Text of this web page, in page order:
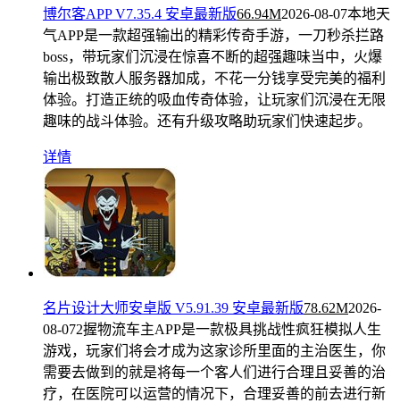
博尔客APP V7.35.4 安卓最新版66.94M2026-08-07本地天
气APP是一款超强输出的精彩传奇手游，一刀秒杀拦路
boss，带玩家们沉浸在惊喜不断的超强趣味当中，火爆
输出极致散人服务器加成，不花一分钱享受完美的福利
体验。打造正统的吸血传奇体验，让玩家们沉浸在无限
趣味的战斗体验。还有升级攻略助玩家们快速起步。
详情
名片设计大师安卓版 V5.91.39 安卓最新版78.62M2026-
08-072握物流车主APP是一款极具挑战性疯狂模拟人生
游戏，玩家们将会才成为这家诊所里面的主治医生，你
需要去做到的就是将每一个客人们进行合理且妥善的治
疗，在医院可以运营的情况下，合理妥善的前去进行新